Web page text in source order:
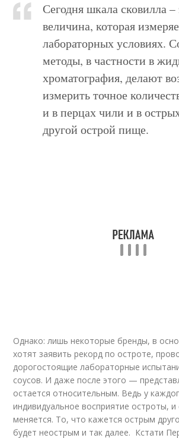
Сегодня шкала сковилла –
величина, которая
лабораторных условиях.
методы, в частности в
хроматография, делают
измерить точное
и в перцах чили и в
другой острой пище.
Однако: лишь некоторые бренды, в
хотят заявить рекорд по остроте,
дорогостоящие лабораторные
соусов. И даже после этого —
остается относительным. Ведь у
индивидуальное восприятие остроты,
меняется. То, что кажется острым
будет неострым и так далее. Кстати